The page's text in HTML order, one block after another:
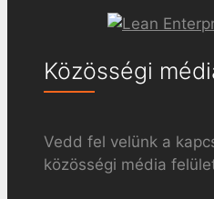
Közösségi
Vedd fel velünk a
közösségi média